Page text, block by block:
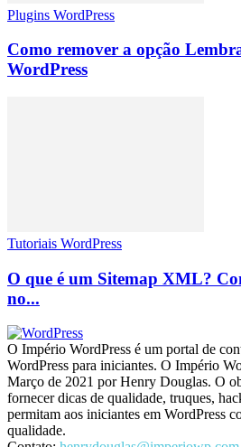
Plugins WordPress
Como remover a opção
WordPress
Tutoriais WordPress
O que é um Sitemap XML?
no...
O Império WordPress é um portal de
WordPress para iniciantes. O Império
Março de 2021 por Henry Douglas. O
fornecer dicas de qualidade, truques,
permitam aos iniciantes em WordPress
qualidade.